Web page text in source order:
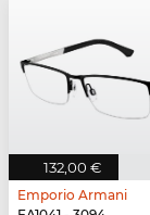
132,00 €
Emporio Armani